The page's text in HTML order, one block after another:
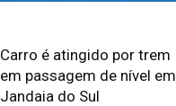
Carro é atingido por trem
em passagem de nível em
Jandaia do Sul